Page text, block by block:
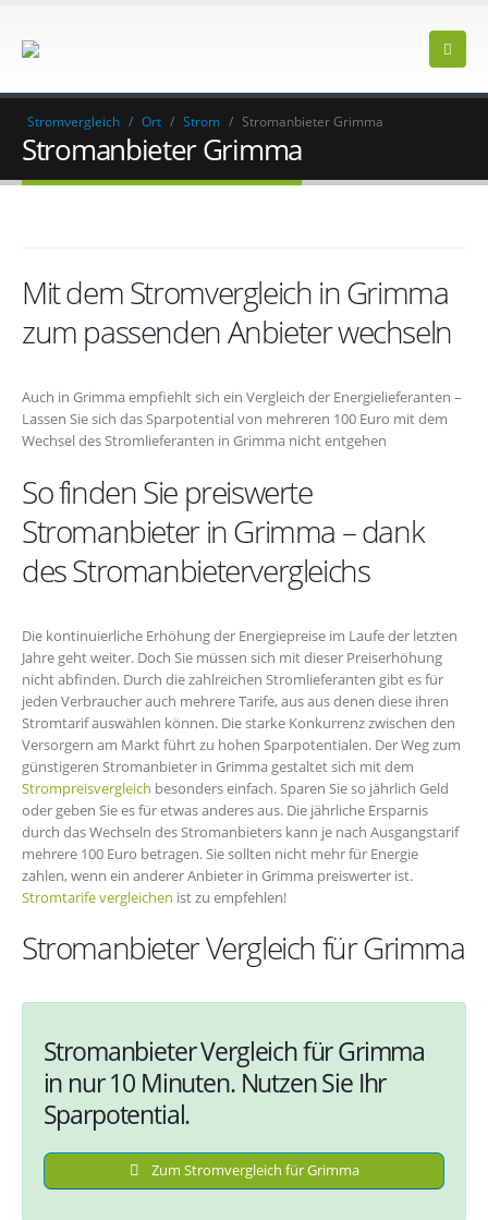
Stromvergleich / Ort / Strom / Stromanbieter Grimma
Stromanbieter Grimma
Mit dem Stromvergleich in Grimma
zum passenden Anbieter wechseln
Auch in Grimma empfiehlt sich ein Vergleich der Energielieferanten –
Lassen Sie sich das Sparpotential von mehreren 100 Euro mit dem
Wechsel des Stromlieferanten in Grimma nicht entgehen
So finden Sie preiswerte
Stromanbieter in Grimma – dank
des Stromanbietervergleichs
Die kontinuierliche Erhöhung der Energiepreise im Laufe der letzten
Jahre geht weiter. Doch Sie müssen sich mit dieser Preiserhöhung
nicht abfinden. Durch die zahlreichen Stromlieferanten gibt es für
jeden Verbraucher auch mehrere Tarife, aus aus denen diese ihren
Stromtarif auswählen können. Die starke Konkurrenz zwischen den
Versorgern am Markt führt zu hohen Sparpotentialen. Der Weg zum
günstigeren Stromanbieter in Grimma gestaltet sich mit dem
Strompreisvergleich besonders einfach. Sparen Sie so jährlich Geld
oder geben Sie es für etwas anderes aus. Die jährliche Ersparnis
durch das Wechseln des Stromanbieters kann je nach Ausgangstarif
mehrere 100 Euro betragen. Sie sollten nicht mehr für Energie
zahlen, wenn ein anderer Anbieter in Grimma preiswerter ist.
Stromtarife vergleichen ist zu empfehlen!
Stromanbieter Vergleich für Grimma
Stromanbieter Vergleich für Grimma
in nur 10 Minuten. Nutzen Sie Ihr
Sparpotential.
Zum Stromvergleich für Grimma